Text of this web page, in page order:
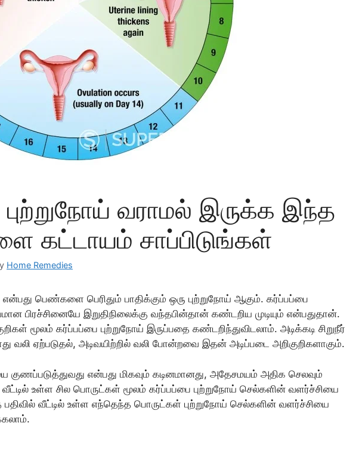
வராமல் இருக்க இந்த
கட்டாயம் சாப்பிடுங்கள்
Home Remedies
என்பது பெண்களை பெரிதும் பாதிக்கும் ஒரு புற்றுநோய் ஆகும். கர்ப்பப்பை
பிரச்சினையே இறுதிநிலைக்கு வந்தபின்தான் கண்டறிய முடியும் என்பதுதான்.
மூலம் கர்ப்பப்பை புற்றுநோய் இருப்பதை கண்டறிந்துவிடலாம். அடிக்கடி சிறுநீர்
வலி ஏற்படுதல், அடிவயிற்றில் வலி போன்றவை இதன் அடிப்படை அறிகுறிகளாகும்.
குணப்படுத்துவது என்பது மிகவும் கடினமானது, அதேசமயம் அதிக செலவும்
உள்ள சில பொருட்கள் மூலம் கர்ப்பப்பை புற்றுநோய் செல்களின் வளர்ச்சியை
பதிவில் வீட்டில் உள்ள எந்தெந்த பொருட்கள் புற்றுநோய் செல்களின் வளர்ச்சியை